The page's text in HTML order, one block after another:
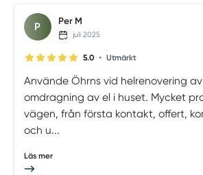
P Per M
juli 2025
5.0 • Utmärkt
Använde Öhrns vid helrenovering
omdragning av el i huset. Mycket
vägen, från första kontakt, offert,
och u...
Läs mer